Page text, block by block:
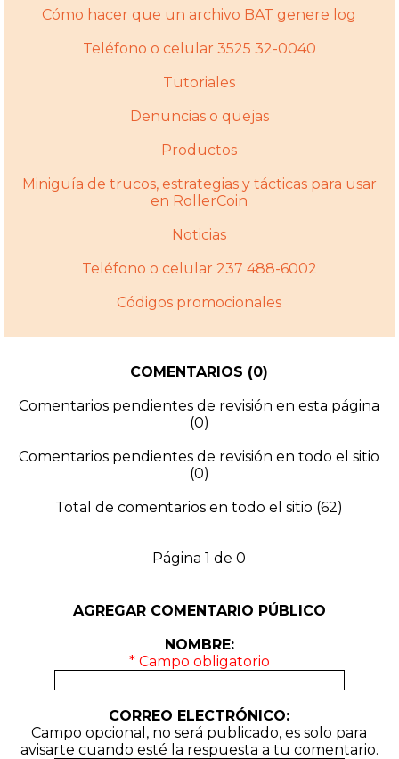
Cómo hacer que un archivo BAT genere log
Teléfono o celular 3525 32-0040
Tutoriales
Denuncias o quejas
Productos
Miniguí­a de trucos, estrategias y tácticas para usar
en RollerCoin
Noticias
Teléfono o celular 237 488-6002
Códigos promocionales
COMENTARIOS (0)
Comentarios pendientes de revisión en esta página
(0)
Comentarios pendientes de revisión en todo el sitio
(0)
Total de comentarios en todo el sitio (62)
Página 1 de 0
AGREGAR COMENTARIO PÚBLICO
NOMBRE:
* Campo obligatorio
CORREO ELECTRÓNICO:
Campo opcional, no será publicado, es solo para
avisarte cuando esté la respuesta a tu comentario.